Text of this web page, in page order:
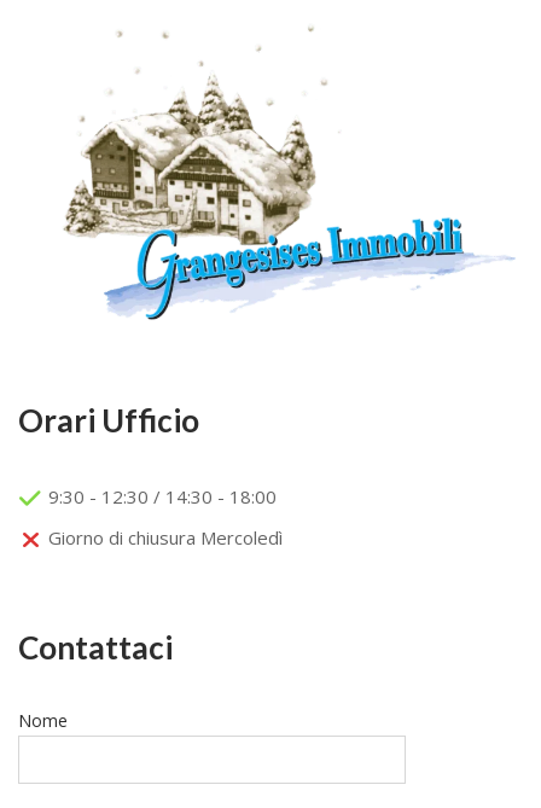
Orari Ufficio
9:30 - 12:30 / 14:30 - 18:00
Giorno di chiusura Mercoledì
Contattaci
Nome